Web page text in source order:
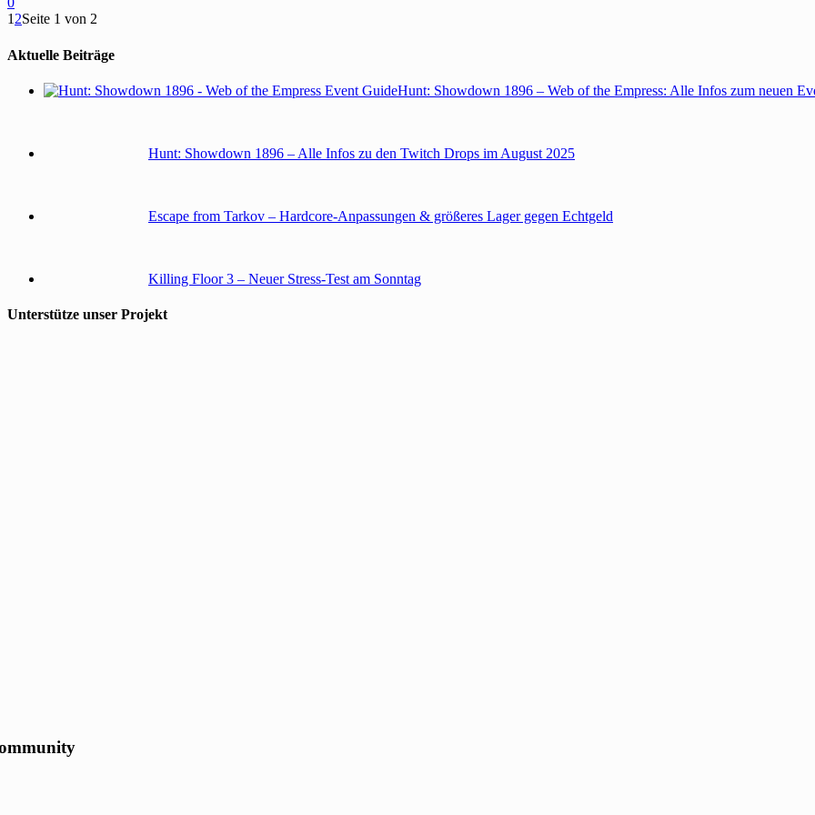
12Seite 1 von 2
Aktuelle Beiträge
Hunt: Showdown 1896 – Web of the Empress: Alle Infos zum neuen
Hunt: Showdown 1896 – Alle Infos zu den Twitch Drops im August 2025
Escape from Tarkov – Hardcore-Anpassungen & größeres Lager gegen Echtgeld
Killing Floor 3 – Neuer Stress-Test am Sonntag
Unterstütze unser Projekt